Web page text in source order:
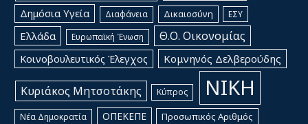
Δημόσια Υγεία Διαφάνεια Δικαιοσύνη ΕΣΥ
Ελλάδα Ευρωπαϊκή Ένωση Θ.Ο. Οικονομίας
Κοινοβουλευτικός Έλεγχος Κομνηνός Δελβερούδης
Κυριάκος Μητσοτάκης Κύπρος ΝΙΚΗ
Νέα Δημοκρατία ΟΠΕΚΕΠΕ Προσωπικός Αριθμός